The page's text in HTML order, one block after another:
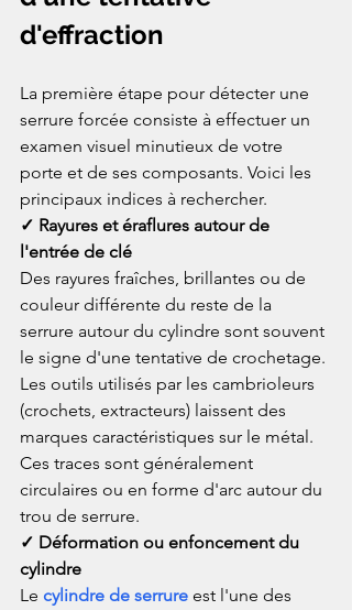
d'effraction
La première étape pour détecter une
serrure forcée consiste à effectuer un
examen visuel minutieux de votre
porte et de ses composants. Voici les
principaux indices à rechercher.
✓ Rayures et éraflures autour de
l'entrée de clé
Des rayures fraîches, brillantes ou de
couleur différente du reste de la
serrure autour du cylindre sont souvent
le signe d'une tentative de crochetage.
Les outils utilisés par les cambrioleurs
(crochets, extracteurs) laissent des
marques caractéristiques sur le métal.
Ces traces sont généralement
circulaires ou en forme d'arc autour du
trou de serrure.
✓ Déformation ou enfoncement du
cylindre
Le cylindre de serrure est l'une des